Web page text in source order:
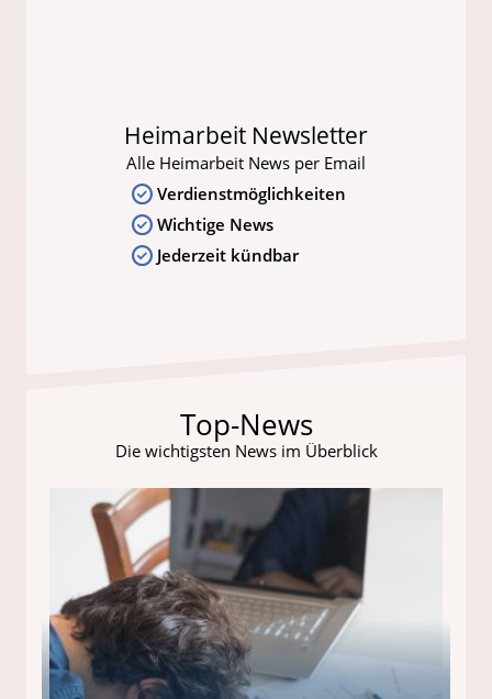
Heimarbeit Newsletter
Alle Heimarbeit News per Email
Verdienstmöglichkeiten
Wichtige News
Jederzeit kündbar
Top-News
Die wichtigsten News im Überblick